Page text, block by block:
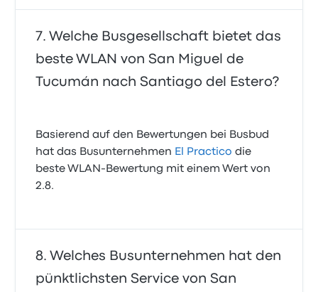
Welche Busgesellschaft bietet das
beste WLAN von San Miguel de
Tucumán nach Santiago del Estero?
Basierend auf den Bewertungen bei Busbud
hat das Busunternehmen El Practico die
beste WLAN-Bewertung mit einem Wert von
2.8.
Welches Busunternehmen hat den
pünktlichsten Service von San